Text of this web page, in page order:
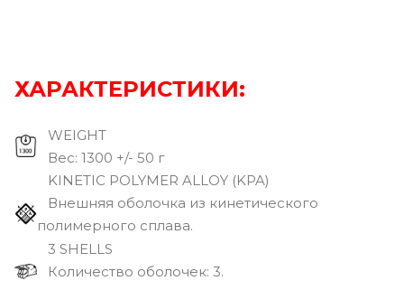
ХАРАКТЕРИСТИКИ:
WEIGHT
Вec: 1300 +/- 50 г
KINETIC POLYMER ALLOY (KPA)
Внешняя оболочка из кинетического
полимерного сплава.
3 SHELLS
Количество оболочек: 3.